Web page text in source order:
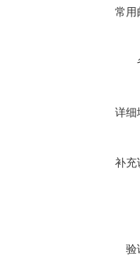
常用
详细
补充
验